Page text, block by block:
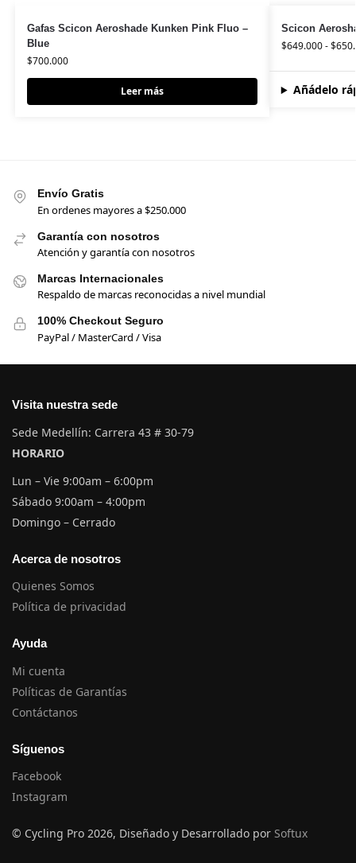
Gafas Scicon Aeroshade Kunken Pink Fluo –
Blue
$700.000
Leer más
Scicon
$649.000-$
Añádelo
Envío Gratis
En ordenes mayores a $250.000
Garantía con nosotros
Atención y garantía con nosotros
Marcas Internacionales
Respaldo de marcas reconocidas a nivel mundial
100% Checkout Seguro
PayPal / MasterCard / Visa
Visita nuestra sede
Sede Medellín: Carrera 43 # 30-79
HORARIO
Lun – Vie 9:00am – 6:00pm
Sábado 9:00am – 4:00pm
Domingo – Cerrado
Acerca de nosotros
Quienes Somos
Política de privacidad
Ayuda
Mi cuenta
Políticas de Garantías
Contáctanos
Síguenos
Facebook
Instagram
© Cycling Pro 2026, Diseñado y Desarrollado por Softux